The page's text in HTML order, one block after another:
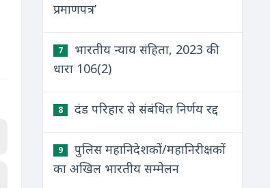
प्रमाणपत्र’
7
भारतीय न्याय संहिता, 2023 की
धारा 106(2)
8 दंड परिहार से संबंधित निर्णय रद्द
9
पुलिस महानिदेशकों/महानिरीक्षकों
का अखिल भारतीय सम्मेलन